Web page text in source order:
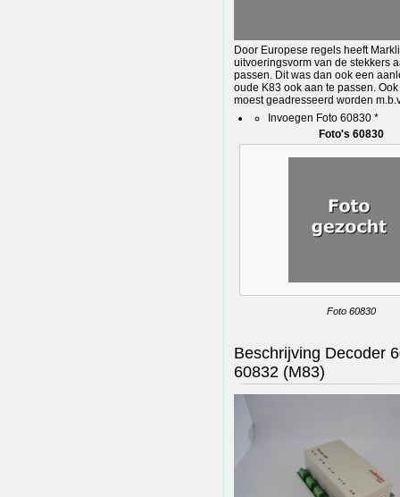
Door Europese regels heeft
uitvoeringsvorm van de stekkers
passen. Dit was dan ook een
oude K83 ook aan te passen.
moest geadresseerd worden
Invoegen Foto 60830 *
Foto's 60830
Foto 60830
Beschrijving Decoder
60832 (M83)